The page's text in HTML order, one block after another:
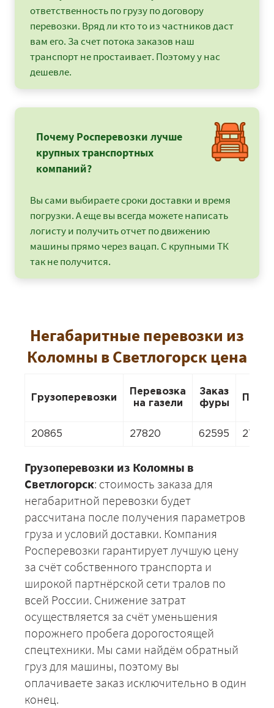
ответственность по грузу по договору
перевозки. Вряд ли кто то из частников даст
вам его. За счет потока заказов наш
транспорт не простаивает. Поэтому у нас
дешевле.
Почему Росперевозки лучше
крупных транспортных
компаний?
Вы сами выбираете сроки доставки и время
погрузки. А еще вы всегда можете написать
логисту и получить отчет по движению
машины прямо через вацап. С крупными ТК
так не получится.
Негабаритные перевозки из
Коломны в Светлогорск цена
Грузоперевозки
Перевозка
на газели
Заказ
фуры
20865 27820 62595 27820
Грузоперевозки из Коломны в
Светлогорск: стоимость заказа для
негабаритной перевозки будет
рассчитана после получения параметров
груза и условий доставки. Компания
Росперевозки гарантирует лучшую цену
за счёт собственного транспорта и
широкой партнёрской сети тралов по
всей России. Снижение затрат
осуществляется за счёт уменьшения
порожнего пробега дорогостоящей
спецтехники. Мы сами найдём обратный
груз для машины, поэтому вы
оплачиваете заказ исключительно в один
конец.